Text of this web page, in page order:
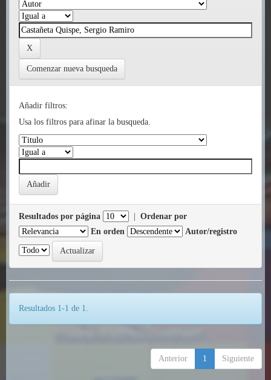
Comenzar nueva busqueda
Añadir filtros:
Usa los filtros para afinar la busqueda.
Resultados por página
Ordenar por
En orden
Autor/registro
Resultados 1-1 de 1.
Anterior 1 Siguiente